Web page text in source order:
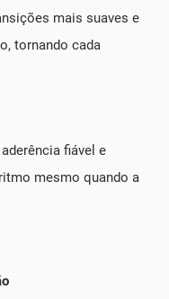
mais suaves e
tornando cada
fiável e
mesmo quando a